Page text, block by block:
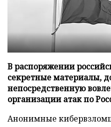
В распоряжении
секретные материалы,
непосредственную
организации атак по
Анонимные